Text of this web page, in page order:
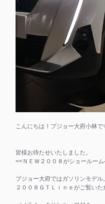
こんにちは！プジョー大府小林で
皆様お待たせいたしました。
<<ＮＥＷ２００８がショールー
プジョー大府ではガソリンモデル
２００８ＧＴＬｉｎｅがご覧いた